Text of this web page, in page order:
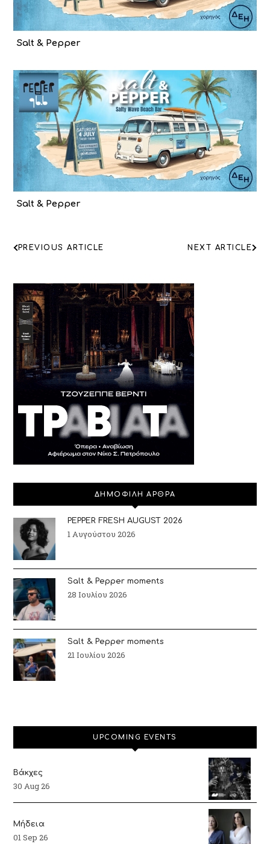
Salt & Pepper
Salt & Pepper
ΠΛΟΗΓΗΣΗ
NEXT ARTICLE
PREVIOUS ARTICLE
ΔΗΜΟΦΙΛΗ ΑΡΘΡΑ
PEPPER FRESH AUGUST 2026
1 Αυγούστου 2026
Salt & Pepper moments
28 Ιουλίου 2026
Salt & Pepper moments
21 Ιουλίου 2026
UPCOMING EVENTS
Βάκχες
30 Aug 26
Μήδεια
01 Sep 26